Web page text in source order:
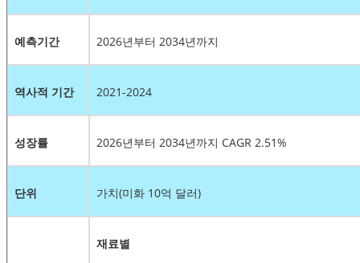
예측기간 2026년부터 2034년까지
역사적 기간 2021-2024
성장률 2026년부터 2034년까지 CAGR 2.51%
단위 가치(미화 10억 달러)
재료별